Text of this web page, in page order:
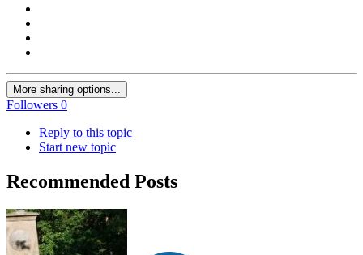
More sharing options...
Followers 0
Reply to this topic
Start new topic
Recommended Posts